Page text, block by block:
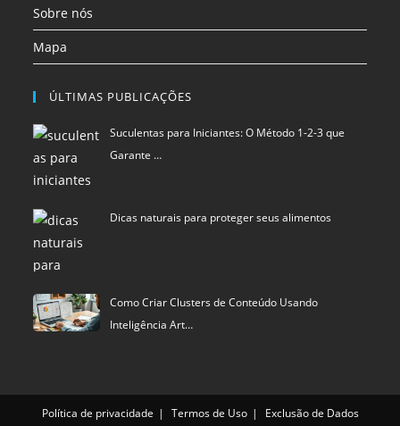
Sobre nós
Mapa
ÚLTIMAS PUBLICAÇÕES
Suculentas para Iniciantes: O Método 1-2-3 que
Garante …
Dicas naturais para proteger seus alimentos
Como Criar Clusters de Conteúdo Usando
Inteligência Art…
Política de privacidade Termos de Uso
Exclusão de Dados